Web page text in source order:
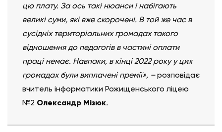
цю плату. За ось такі нюанси і набігають
великі суми, які вже скорочені. В той же час в
сусідніх територіальних громадах такого
відношення до педагогів в частині оплати
праці немає. Навпаки, в кінці 2022 року у цих
громадах були виплачені премії», –розповідає
вчитель інформатики Рожищенського ліцею
№2 Олександр Мізюк.